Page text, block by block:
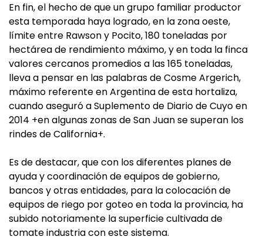
En fin, el hecho de que un grupo familiar productor
esta temporada haya logrado, en la zona oeste,
límite entre Rawson y Pocito, 180 toneladas por
hectárea de rendimiento máximo, y en toda la finca
valores cercanos promedios a las 165 toneladas,
lleva a pensar en las palabras de Cosme Argerich,
máximo referente en Argentina de esta hortaliza,
cuando aseguró a Suplemento de Diario de Cuyo en
2014 +en algunas zonas de San Juan se superan los
rindes de California+.
Es de destacar, que con los diferentes planes de
ayuda y coordinación de equipos de gobierno,
bancos y otras entidades, para la colocación de
equipos de riego por goteo en toda la provincia, ha
subido notoriamente la superficie cultivada de
tomate industria con este sistema.